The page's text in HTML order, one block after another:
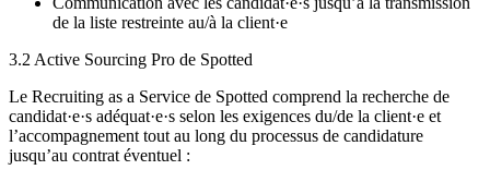
de la liste restreinte au/à la client·e
3.2 Active Sourcing Pro de Spotted
Le Recruiting as a Service de Spotted comprend la recherche de
candidat·e·s adéquat·e·s selon les exigences du/de la client·e et
l’accompagnement tout au long du processus de candidature
jusqu’au contrat éventuel :